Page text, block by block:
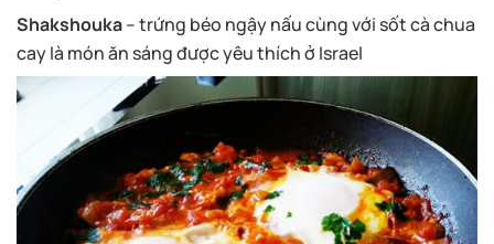
Shakshouka– trứng béo ngậy nấu cùng với sốt cà chua
cay là món ăn sáng được yêu thích ở Israel